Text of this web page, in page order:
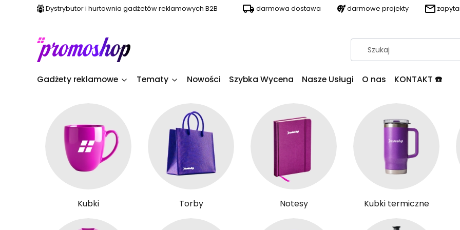
Dystrybutor i hurtownia gadżetów reklamowych B2B darmowa dostawa darmowe projekty
Gadżety reklamowe Tematy Nowości Szybka Wycena Nasze Usługi O nas KONTAKT ☎️
Kubki Torby Notesy Kubki termiczne